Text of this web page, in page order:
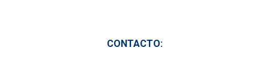
CONTACTO: